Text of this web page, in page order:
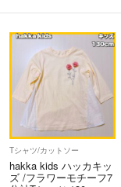
Tシャツ/カットソー
hakka kids ハッカキッ
ズ /フラワーモチーフ7